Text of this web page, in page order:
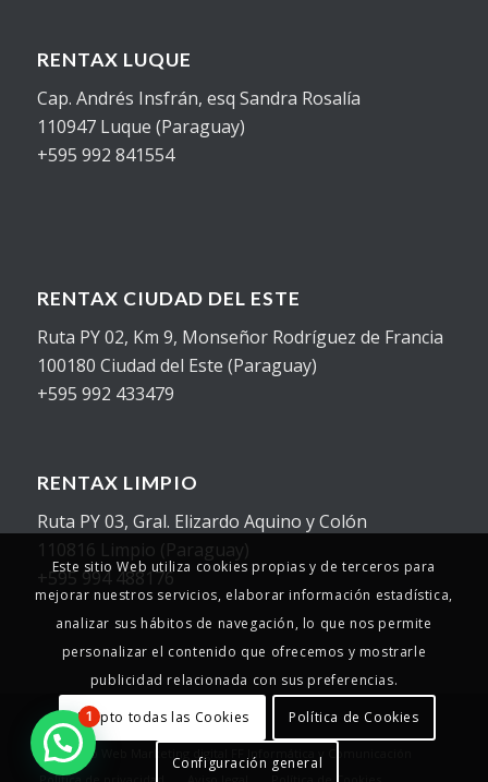
RENTAX LUQUE
Cap. Andrés Insfrán, esq Sandra Rosalía
110947 Luque (Paraguay)
+595 992 841554
RENTAX CIUDAD DEL ESTE
Ruta PY 02, Km 9, Monseñor Rodríguez de Francia
100180 Ciudad del Este (Paraguay)
+595 992 433479
RENTAX LIMPIO
Ruta PY 03, Gral. Elizardo Aquino y Colón
110816 Limpio (Paraguay)
+595 994 488176
© Copyright - 2025 - Rentax
Desarrollo Web
Marketing digital
FF Informática y Comunicación
Este sitio Web utiliza cookies propias y de terceros para
mejorar nuestros servicios, elaborar información estadística,
analizar sus hábitos de navegación, lo que nos permite
personalizar el contenido que ofrecemos y mostrarle
publicidad relacionada con sus preferencias.
Acepto todas las Cookies Política de Cookies
Configuración general
1